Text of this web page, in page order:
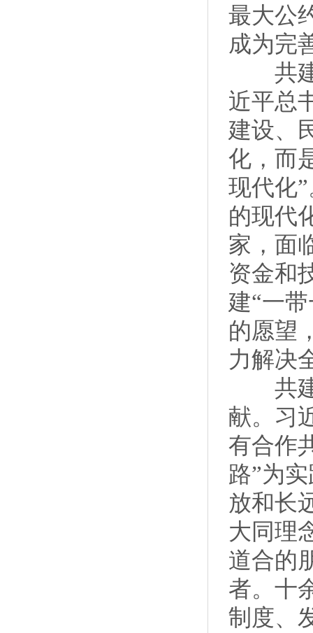
最大公
成为完
共建“
近平总
建设、
化，而
现代化
的现代
家，面
资金和
建“一
的愿望
力解决
共建“
献。习
有合作
路”为
放和长
大同理
道合的
者。十
制度、